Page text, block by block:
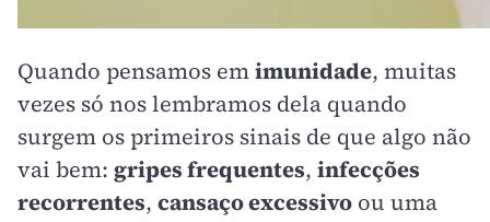
Quando pensamos emimunidade, muitas
vezes só nos lembramos dela quando
surgem os primeiros sinais de que algo não
vai bem: gripes frequentes, infecções
recorrentes, cansaço excessivo ou uma